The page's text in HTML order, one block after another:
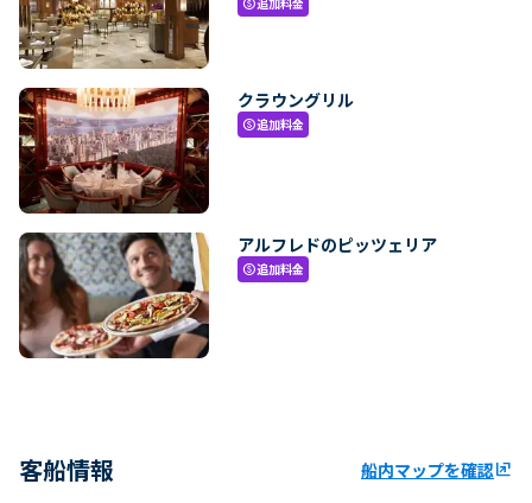
paid
クラウングリル
paid追加料金
アルフレドのピッツェリア
paid追加料金
客船情報 船内マップを確認ungroup